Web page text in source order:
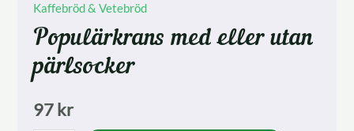
Kaffebröd & Vetebröd
Populärkrans med eller utan
pärlsocker
97kr